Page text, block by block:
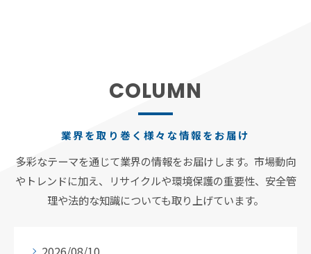
業界を取り巻く様々な情報をお届け
COLUMN
多彩なテーマを通じて業界の情報をお届けします。市場動向
やトレンドに加え、リサイクルや環境保護の重要性、安全管
理や法的な知識についても取り上げています。